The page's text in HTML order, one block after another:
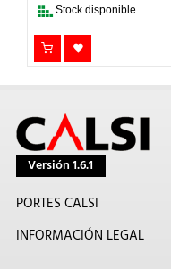
Stock disponible.
Versión 1.6.1
PORTES CALSI
INFORMACIÓN LEGAL